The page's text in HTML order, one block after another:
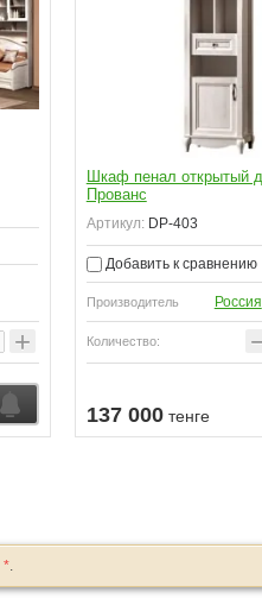
+
Шкаф пенал открытый
Прованс
Артикул:DP-403
Добавить к сравнению
Производитель Россия
Количество:
137 000тенге
Узнать о поступлении
*.